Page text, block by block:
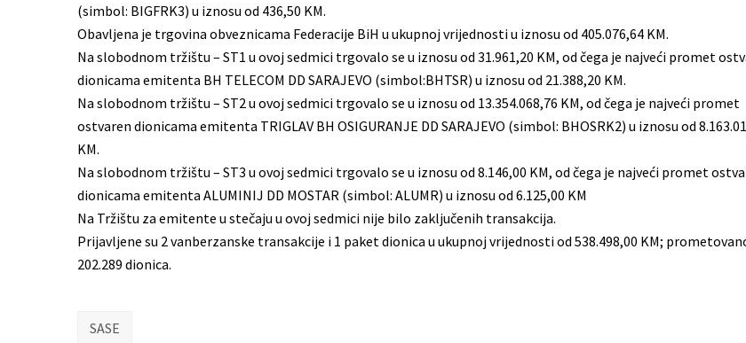
(simbol: BIGFRK3) u iznosu od 436,50 KM.
Obavljena je trgovina obveznicama Federacije BiH u ukupnoj vrijednosti u iznosu od 405.076,64 KM.
Na slobodnom tržištu – ST1 u ovoj sedmici trgovalo se u iznosu od 31.961,20 KM, od čega je najveći promet
dionicama emitenta BH TELECOM DD SARAJEVO (simbol:BHTSR) u iznosu od 21.388,20 KM.
Na slobodnom tržištu – ST2 u ovoj sedmici trgovalo se u iznosu od 13.354.068,76 KM, od čega je najveći promet
ostvaren dionicama emitenta TRIGLAV BH OSIGURANJE DD SARAJEVO (simbol: BHOSRK2) u iznosu od
KM.
Na slobodnom tržištu – ST3 u ovoj sedmici trgovalo se u iznosu od 8.146,00 KM, od čega je najveći promet
dionicama emitenta ALUMINIJ DD MOSTAR (simbol: ALUMR) u iznosu od 6.125,00 KM
Na Tržištu za emitente u stečaju u ovoj sedmici nije bilo zaključenih transakcija.
Prijavljene su 2 vanberzanske transakcije i 1 paket dionica u ukupnoj vrijednosti od 538.498,00 KM;
202.289 dionica.
SASE